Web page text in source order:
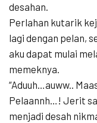
desahan.
Perlahan kutarik
lagi dengan pelan,
aku dapat mulai
memeknya.
“Aduuh…auww..
Pelaannh…! Jerit
menjadi desah